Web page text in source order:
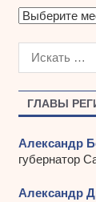
ГЛАВЫ
Александр
губернатор
Александр
А
х
ы